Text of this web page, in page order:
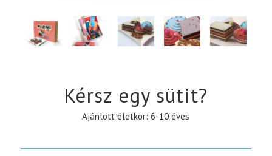
Kérsz egy sütit?
Ajánlott életkor: 6-10 éves